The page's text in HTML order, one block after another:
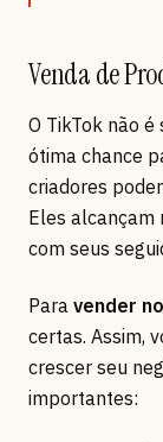
Venda de
O TikTok não
ótima chance
criadores
Eles alcançam
com seus
Para vender
certas. Assim,
crescer seu
importantes: